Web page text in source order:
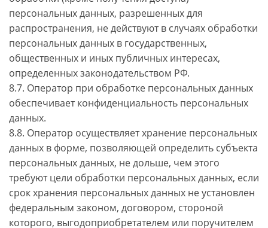
персональных данных, разрешенных для
распространения, не действуют в случаях обработки
персональных данных в государственных,
общественных и иных публичных интересах,
определенных законодательством РФ.
8.7. Оператор при обработке персональных данных
обеспечивает конфиденциальность персональных
данных.
8.8. Оператор осуществляет хранение персональных
данных в форме, позволяющей определить субъекта
персональных данных, не дольше, чем этого
требуют цели обработки персональных данных, если
срок хранения персональных данных не установлен
федеральным законом, договором, стороной
которого, выгодоприобретателем или поручителем